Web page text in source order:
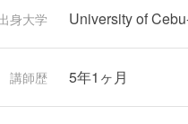
身大学 University of
講師歴 5年1ヶ月